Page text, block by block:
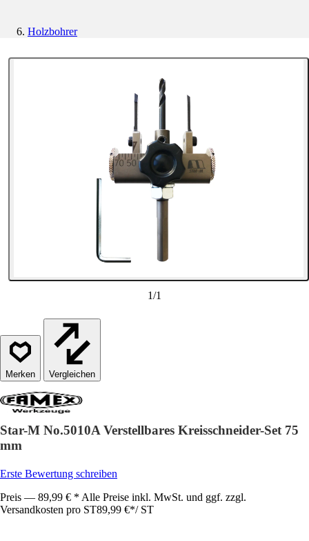
Holzbohrer
1/1
Vergleichen
Star-M No.5010A Verstellbares Kreisschneider-Set 75
mm
Erste Bewertung schreiben
Preis — 89,99 € * Alle Preise inkl. MwSt. und ggf. zzgl.
Versandkosten pro ST89,99 €*/ ST